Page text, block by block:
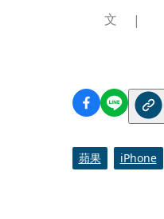
文
蘋果 iPhone